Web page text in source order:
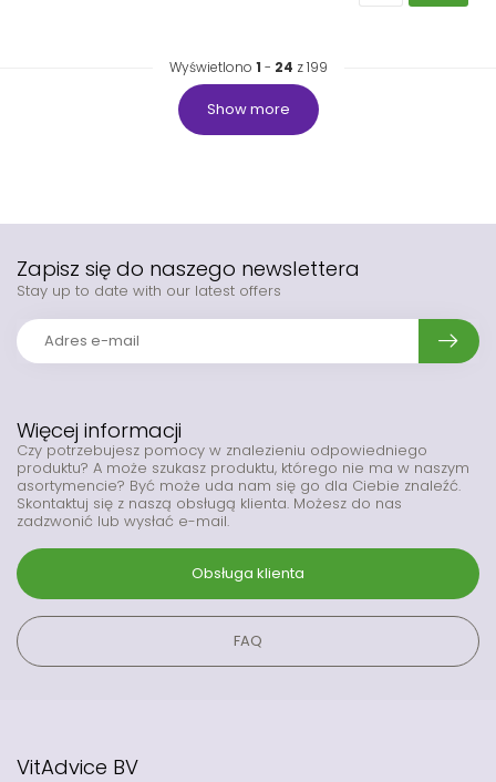
Wyświetlono 1 - 24 z 199
Show more
Więcej informacji
Czy potrzebujesz pomocy w znalezieniu odpowiedniego
produktu? A może szukasz produktu, którego nie ma w naszym
asortymencie? Być może uda nam się go dla Ciebie znaleźć.
Skontaktuj się z naszą obsługą klienta. Możesz do nas
zadzwonić lub wysłać e-mail.
Obsługa klienta
FAQ
Zapisz się do naszego newslettera
Stay up to date with our latest offers
VitAdvice BV